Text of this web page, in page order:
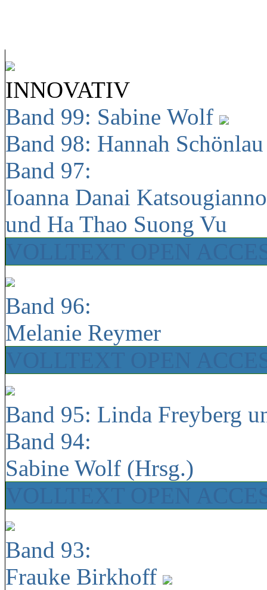
INNOVATIV
Band 99: Sabine Wolf
Band 98: Hannah
Band 97:
Ioanna Danai
und Ha Thao Suong Vu
Band 96:
Melanie Reymer
Band 95: Linda Freyberg
Band 94:
Sabine Wolf (Hrsg.)
Band 93:
Frauke Birkhoff